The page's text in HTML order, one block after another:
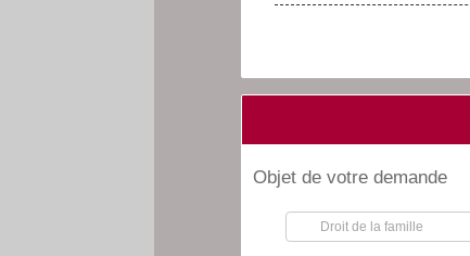
Objet de votre demande